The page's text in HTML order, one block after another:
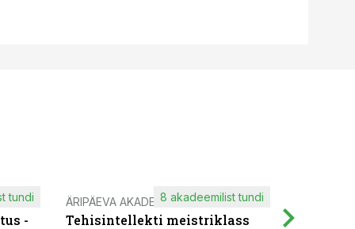
-
tundi ÄRIPÄEVA AKADEEMIA
Tehisintellekti meistriklass
8 akadeemilist tundi